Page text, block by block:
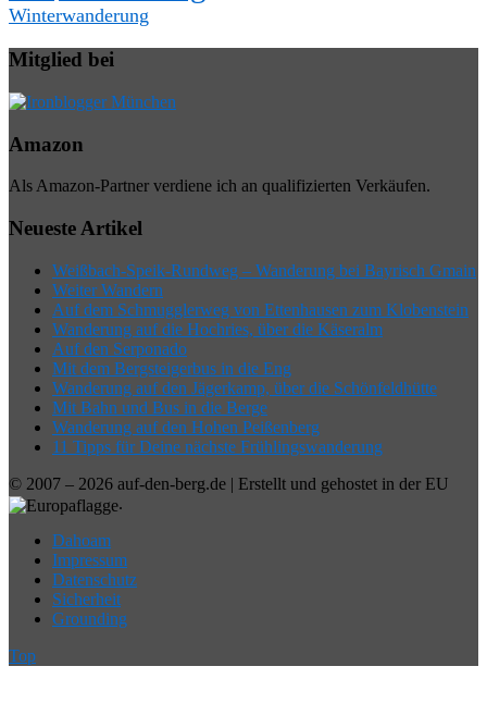
Winterwanderung
Mitglied bei
Amazon
Als Amazon-Partner verdiene ich an qualifizierten Verkäufen.
Neueste Artikel
Weißbach-Speik-Rundweg – Wanderung bei Bayrisch Gmain
Weiter Wandern
Auf dem Schmugglerweg von Ettenhausen zum Klobenstein
Wanderung auf die Hochries, über die Käseralm
Auf den Serponado
Mit dem Bergsteigerbus in die Eng
Wanderung auf den Jägerkamp, über die Schönfeldhütte
Mit Bahn und Bus in die Berge
Wanderung auf den Hohen Peißenberg
11 Tipps für Deine nächste Frühlingswanderung
© 2007 – 2026 auf-den-berg.de | Erstellt und gehostet in der EU
.
Dahoam
Impressum
Datenschutz
Sicherheit
Grounding
Top